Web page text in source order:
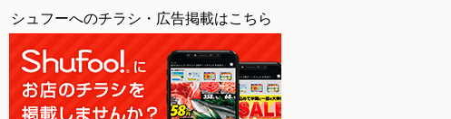
シュフーへのチラシ・広告掲載はこちら